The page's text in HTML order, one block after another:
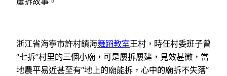
浙江省海寧市許村鎮海舞蹈教室王村，時任村委班子曾
“七拆”村里的三個小廟，可是屢拆屢建，見效甚微，當
地農平易近甚至有“地上的廟能拆，心中的廟拆不失落”